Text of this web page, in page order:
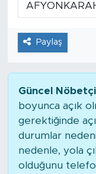
Paylaş
Güncel
boyunca açık
gerektiğinde
durumlar
nedenle, yola
olduğunu
Tarihçe
Resmi İlanlar
Foto Şaka